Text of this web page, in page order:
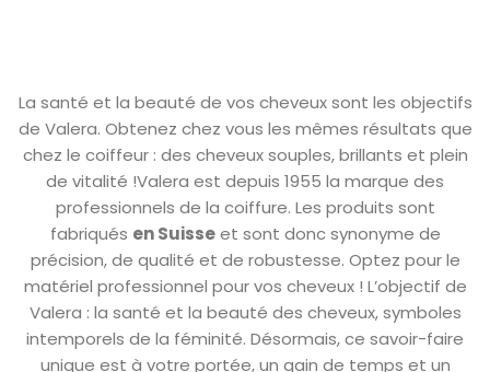
La santé et la beauté de vos cheveux sont les objectifs
de Valera. Obtenez chez vous les mêmes résultats que
chez le coiffeur : des cheveux souples, brillants et plein
de vitalité !Valera est depuis 1955 la marque des
professionnels de la coiffure. Les produits sont
fabriqués en Suisseet sont donc synonyme de
précision, de qualité et de robustesse. Optez pour le
matériel professionnel pour vos cheveux ! L’objectif de
Valera : la santé et la beauté des cheveux, symboles
intemporels de la féminité. Désormais, ce savoir-faire
unique est à votre portée, un gain de temps et un